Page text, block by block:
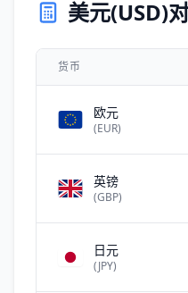
美元(USD)
货币
欧元
(EUR)
英镑
(GBP)
日元
(JPY)